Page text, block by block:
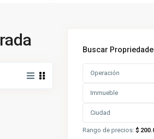
Buscar
Operación
Immueble
Ciudad
Rango de precios: $